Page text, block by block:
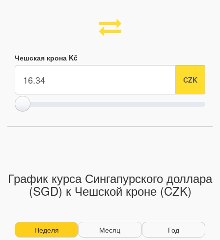
Чешская крона Kč
График курса Сингапурского доллара
(SGD) к Чешской кроне (CZK)
Неделя Месяц Год